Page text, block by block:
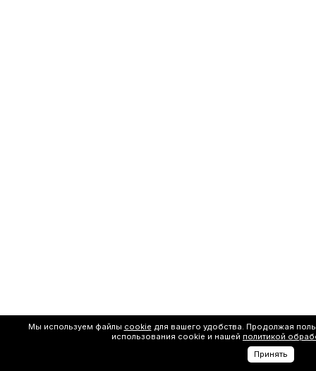
Мы используем файлы cookie для вашего удобства. Продолжая
использования cookie и нашей политикой
Принять